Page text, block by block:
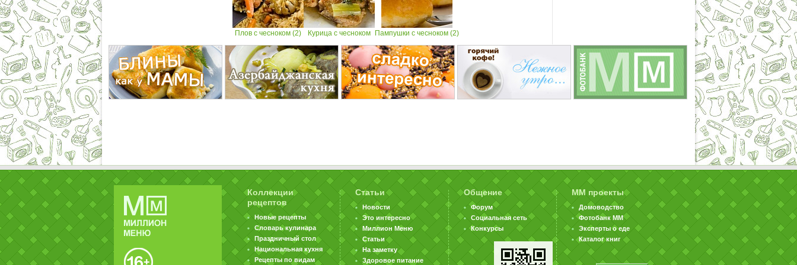
Плов с чесноком (2) Курица с чесноком Пампушки с чесноком (2)
Коллекции
рецептов
Новые рецепты
Словарь кулинара
Праздничный стол
Национальная кухня
Рецепты по видам
Статьи
Новости
Это интересно
Миллион Меню
Статьи
На заметку
Здоровое питание
Общение
Форум
Социальная сеть
Конкурсы
ММ проекты
Домоводство
Фотобанк ММ
Эксперты о еде
Каталог книг